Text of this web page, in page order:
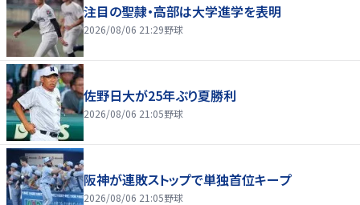
注目の聖隷・高部は大学進学を表明
2026/08/06 21:29野球
佐野日大が25年ぶり夏勝利
2026/08/06 21:05野球
阪神が連敗ストップで単独首位キープ
2026/08/06 21:05野球